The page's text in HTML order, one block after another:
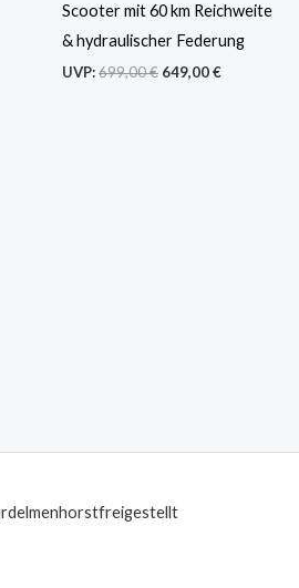
Scooter mit 60 km Reichweite
& hydraulischer Federung
UVP:699,00€ 649,00€